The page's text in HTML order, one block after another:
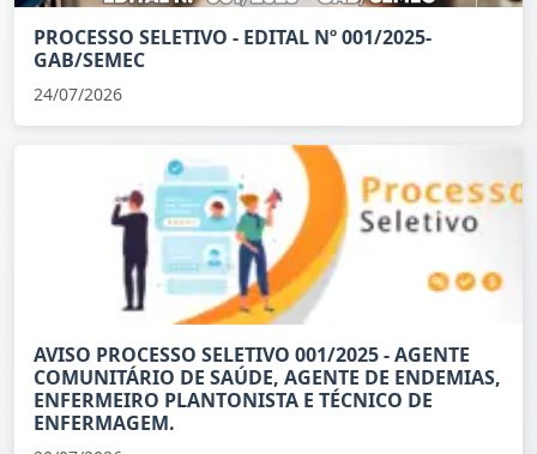
PROCESSO SELETIVO - EDITAL Nº 001/2025-
GAB/SEMEC
24/07/2026
AVISO PROCESSO SELETIVO 001/2025 - AGENTE
COMUNITÁRIO DE SAÚDE, AGENTE DE ENDEMIAS,
ENFERMEIRO PLANTONISTA E TÉCNICO DE
ENFERMAGEM.